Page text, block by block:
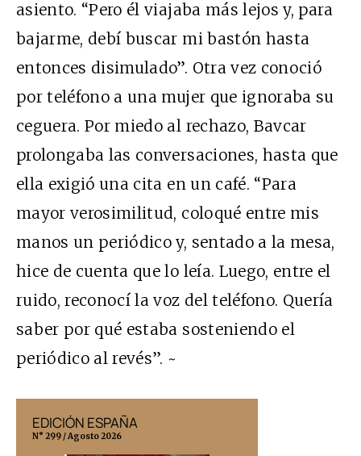
asiento. “Pero él viajaba más lejos y, para
bajarme, debí buscar mi bastón hasta
entonces disimulado”. Otra vez conoció
por teléfono a una mujer que ignoraba su
ceguera. Por miedo al rechazo, Bavcar
prolongaba las conversaciones, hasta que
ella exigió una cita en un café. “Para
mayor verosimilitud, coloqué entre mis
manos un periódico y, sentado a la mesa,
hice de cuenta que lo leía. Luego, entre el
ruido, reconocí la voz del teléfono. Quería
saber por qué estaba sosteniendo el
periódico al revés”. ~
EDICIÓN ESPAÑA
N° 299 / Agosto 2026